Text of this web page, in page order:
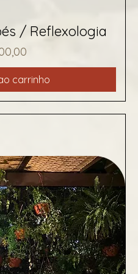
/ Reflexologia
carrinho